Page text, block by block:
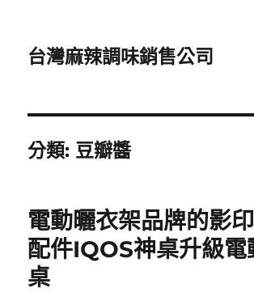
台灣麻辣調味銷售公司
分類: 豆瓣醬
電動曬衣架品牌的影
配件IQOS神桌升級電
桌